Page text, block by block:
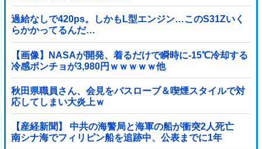
過給なしで420ps。しかもL型エンジン…このS31Zいく
らかかってるんだ…
【画像】NASAが開発、着るだけで瞬時に-15℃冷却する
冷感ポンチョが3,980円ｗｗｗｗｗ他
秋田県職員さん、会見をバスローブ＆喫煙スタイルで対
応してしまい大炎上ｗ
【産経新聞】 中共の海警局と海軍の船が衝突2人死亡
南シナ海でフィリピン船を追跡中、公表までに1年